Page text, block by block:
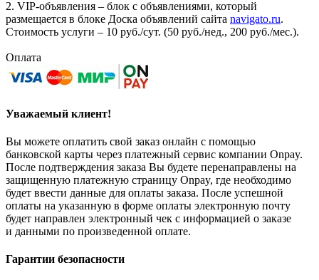
2. VIP-объявления – блок с объявлениями, который
размещается в блоке Доска объявлений сайта navigato.ru.
Стоимость услуги – 10 руб./сут. (50 руб./нед., 200 руб./мес.).
Оплата
Уважаемый клиент!
Вы можете оплатить свой заказ онлайн с помощью
банковской карты через платежный сервис компании Onpay.
После подтверждения заказа Вы будете перенаправлены на
защищенную платежную страницу Onpay, где необходимо
будет ввести данные для оплаты заказа. После успешной
оплаты на указанную в форме оплаты электронную почту
будет направлен электронный чек с информацией о заказе
и данными по произведенной оплате.
Гарантии безопасности